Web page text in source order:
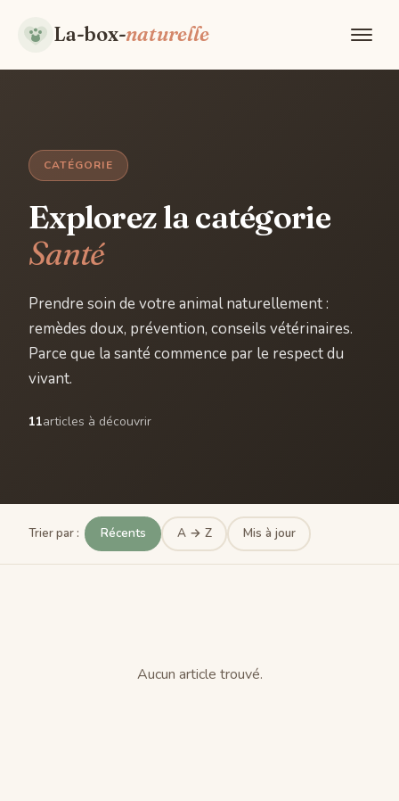
La-box-naturelle
CATÉGORIE
Explorez la catégorie
Santé
Prendre soin de votre animal naturellement :
remèdes doux, prévention, conseils vétérinaires.
Parce que la santé commence par le respect du
vivant.
11articles à découvrir
Trier par : Récents A → Z Mis à jour
Aucun article trouvé.